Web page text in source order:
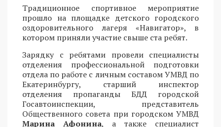
Традиционное спортивное мероприятие
прошло на площадке детского городского
оздоровительного лагеря «Навигатор», в
котором приняли участие свыше ста ребят.
Зарядку с ребятами провели специалисты
отделения профессиональной подготовки
отдела по работе с личным составом УМВД по
Екатеринбургу, старший инспектор
отделения пропаганды БДД городской
Госавтоинспекции, представитель
Общественного совета при городском УМВД
Марина Афонина, а также специалист